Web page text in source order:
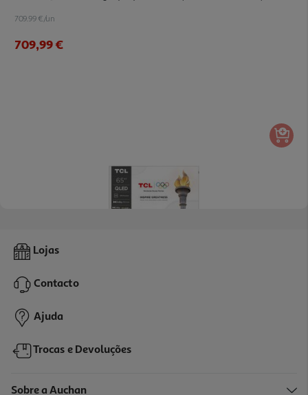
709.99 €/un
709,99 €
Tv Qled Tcl 65p7k 65" 4k Google Tv
449,99 €
Lojas
Contacto
Ajuda
Trocas e Devoluções
Sobre a Auchan